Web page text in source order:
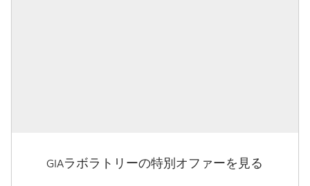
GIAラボラトリーの特別オファーを見る